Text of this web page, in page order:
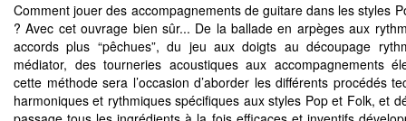
Comment jouer des accompagnements de guitare dans les styles
? Avec cet ouvrage bien sûr... De la ballade en arpèges aux
accords plus “pêchues”, du jeu aux doigts au découpage
médiator, des tourneries acoustiques aux accompagnements
cette méthode sera l’occasion d’aborder les différents procédés
harmoniques et rythmiques spécifiques aux styles Pop et Folk, et